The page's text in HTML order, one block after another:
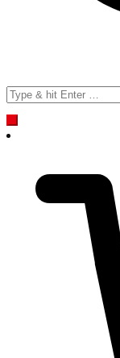
Search
for: